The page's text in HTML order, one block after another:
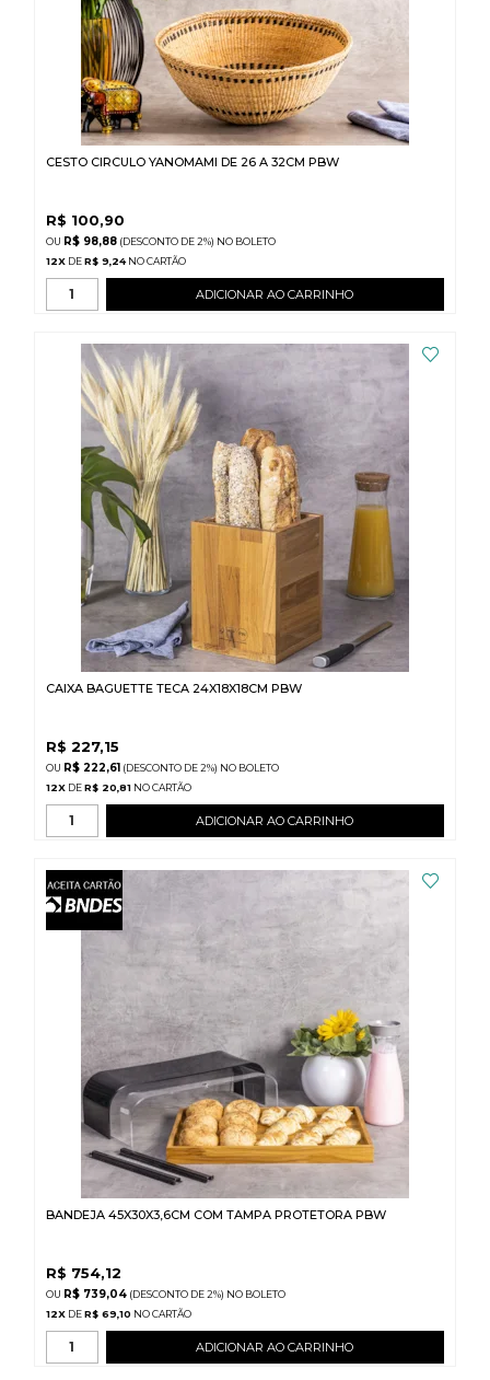
CESTO CIRCULO YANOMAMI DE 26 A 32CM PBW
R$ 100,90
R$ 98,88 (DESCONTO DE 2%) NO BOLETO
12X DE R$ 9,24
ADICIONAR AO CARRINHO
CAIXA BAGUETTE TECA 24X18X18CM PBW
R$ 227,15
R$ 222,61 (DESCONTO DE 2%) NO BOLETO
12X DE R$ 20,81
ADICIONAR AO CARRINHO
BANDEJA 45X30X3,6CM COM TAMPA PROTETORA PBW
R$ 754,12
R$ 739,04 (DESCONTO DE 2%) NO BOLETO
12X DE R$ 69,10
ADICIONAR AO CARRINHO